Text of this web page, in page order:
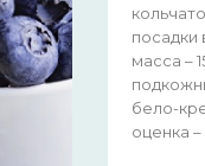
посадки
масса –
бело-
оценка